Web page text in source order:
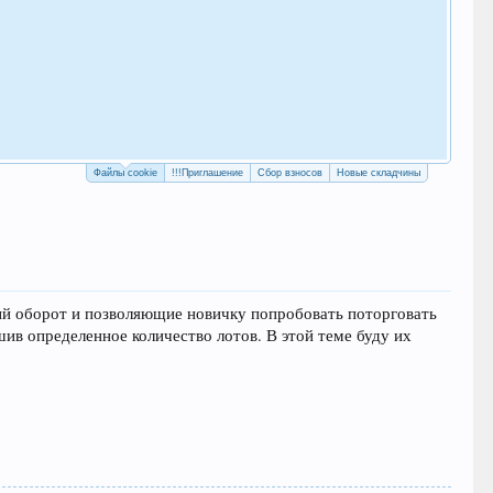
Файлы cookie !!!Приглашение Сбор взносов Новые складчины
оборот и позволяющие новичку попробовать поторговать
определенное количество лотов. В этой теме буду их